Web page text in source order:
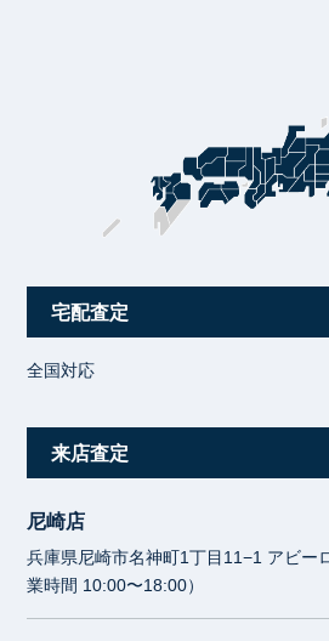
宅配査定
全国対応
来店査定
尼崎店
兵庫県尼崎市名神町1丁目11−1 アビー
業時間 10:00〜18:00）